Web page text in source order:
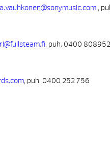
,
, puh. 0400 808952
, puh. 0400 252 756